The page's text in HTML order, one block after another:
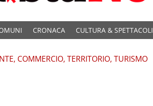
CRONACA CULTURA & SPETTACOLI
COMMERCIO, TERRITORIO, TURISMO